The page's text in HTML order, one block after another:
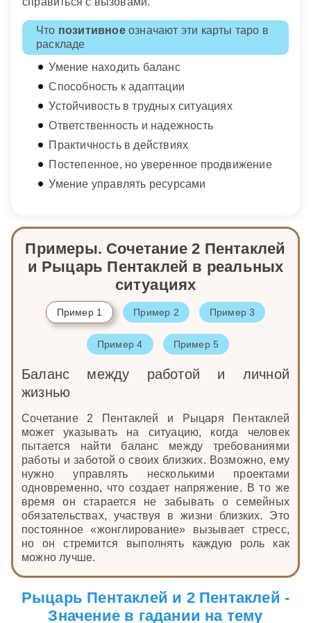
Что позитивноеозначают эти карты таро в
раскладе
Умение находить баланс
Способность к адаптации
Устойчивость в трудных ситуациях
Ответственность и надежность
Практичность в действиях
Постепенное, но уверенное продвижение
Умение управлять ресурсами
Примеры. Сочетание 2 Пентаклей
и Рыцарь Пентаклей в реальных
ситуациях
Пример 1 Пример 2 Пример 3
Пример 4 Пример 5
Баланс между работой и личной
жизнью
Сочетание 2 Пентаклей и Рыцаря Пентаклей
может указывать на ситуацию, когда человек
пытается найти баланс между требованиями
работы и заботой о своих близких. Возможно, ему
нужно управлять несколькими проектами
одновременно, что создает напряжение. В то же
время он старается не забывать о семейных
обязательствах, участвуя в жизни близких. Это
постоянное «жонглирование» вызывает стресс,
но он стремится выполнять каждую роль как
можно лучше.
Рыцарь Пентаклей и 2 Пентаклей -
Значение в гадании на тему